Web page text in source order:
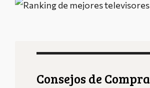
Consejos de Compra